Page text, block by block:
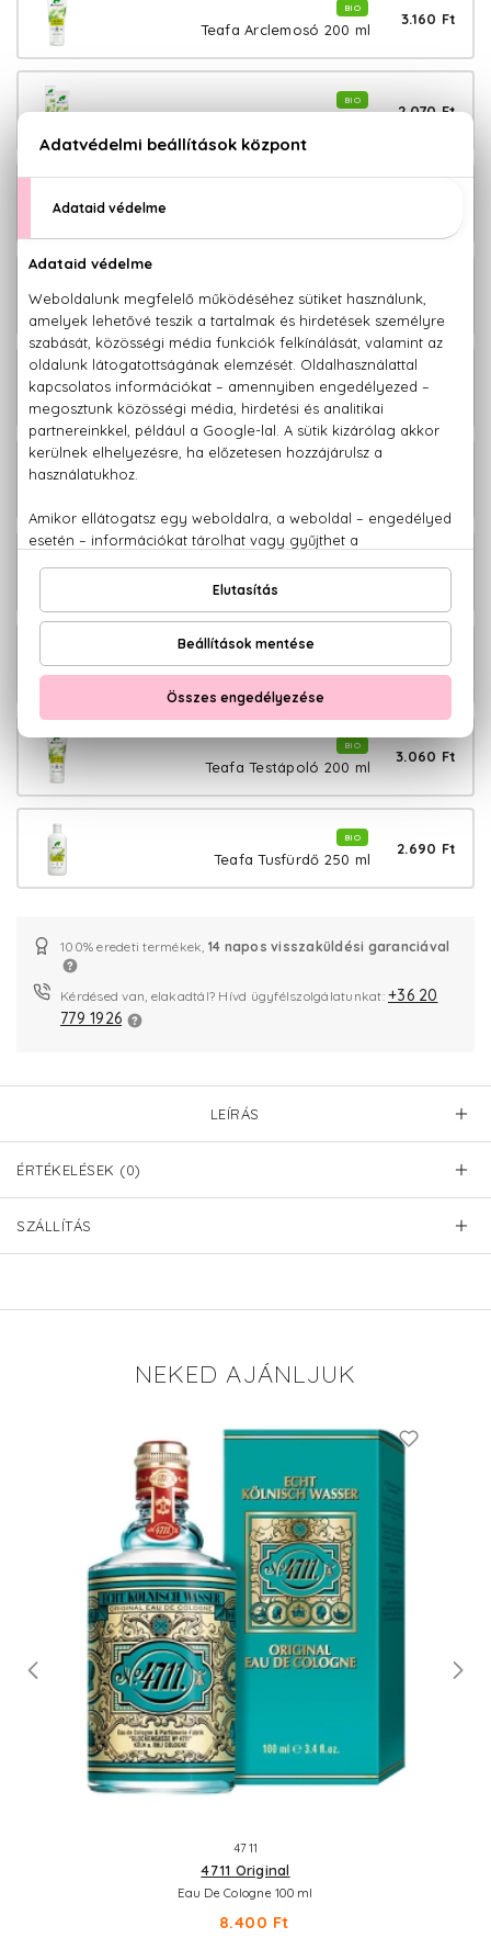
BIO
Teafa Arclemosó 200 ml
3.160 Ft
BIO
2.070 Ft
Teafa Folyékony kézmosó 250 ml
Teafa Hajkondicionáló 265 ml
3.140 Ft
Teafa Illóolaj 10 ml
2.900 Ft
Teafa Sampon 265 ml
3.140 Ft
Teafa Szájvíz 500 ml
3.110 Ft
BIO
Teafa Testápoló 200 ml
3.060 Ft
BIO
Teafa Tusfürdő 250 ml
2.690 Ft
100% eredeti termékek, 14 napos visszaküldési garanciával
Kérdésed van, elakadtál? Hívd ügyfélszolgálatunkat: +36 20
779 1926
LEÍRÁS
ÉRTÉKELÉSEK (0)
SZÁLLÍTÁS
NEKED AJÁNLJUK
4711
4711 Original
Eau De Cologne 100 ml
8.400 Ft